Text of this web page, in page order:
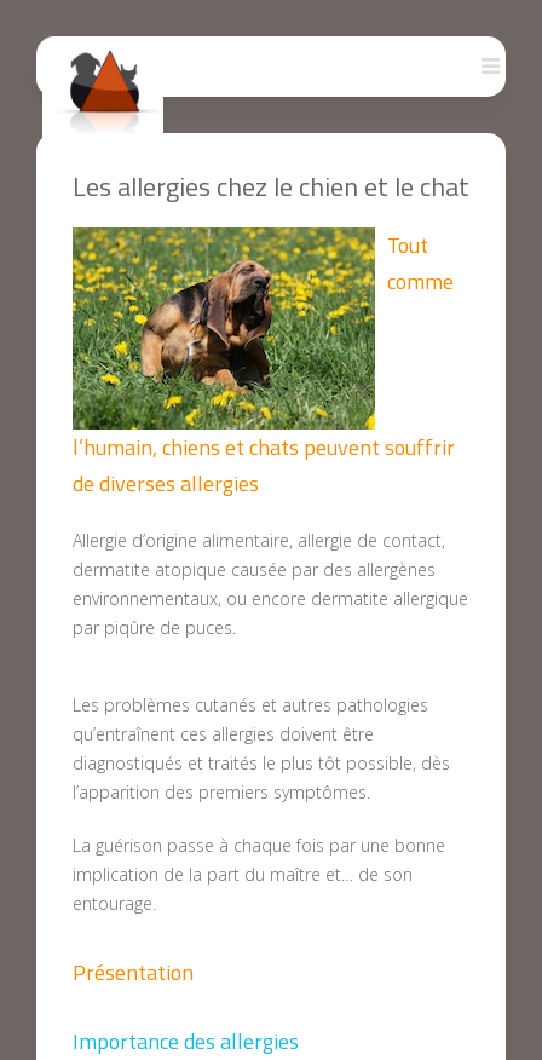
Les allergies chez le chien et le chat
Tout
comme
l’humain, chiens et chats peuvent souffrir
de diverses allergies
Allergie d’origine alimentaire, allergie de contact,
dermatite atopique causée par des allergènes
environnementaux, ou encore dermatite allergique
par piqûre de puces.
Les problèmes cutanés et autres pathologies
qu’entraînent ces allergies doivent être
diagnostiqués et traités le plus tôt possible, dès
l’apparition des premiers symptômes.
La guérison passe à chaque fois par une bonne
implication de la part du maître et… de son
entourage.
Présentation
Importance des allergies